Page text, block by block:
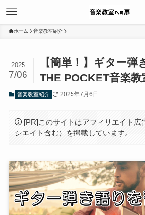
ホーム 音楽教室紹介
【簡単！】ギター弾
THE POCKET音楽教
2025
7/06
音楽教室紹介 2025年7月6日
[PR]このサイトはアフィリエイト広
シエイト含む）を掲載しています。